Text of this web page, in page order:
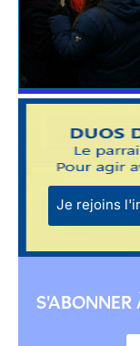
Je rejoins
S'ABONNER